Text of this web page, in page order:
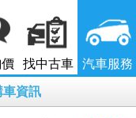
找中古車 汽車服務
車資訊